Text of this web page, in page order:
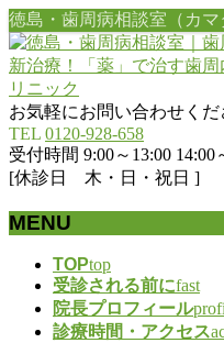
徳島・歯周病相談室（カマ
お気軽にお問い合わせくだ
TEL 0120-928-658
受付時間 9:00～13:00 14:00
[休診日 木・日・祝日 ]
MENU
TOPtop
受診される前にfast
院長プロフィール
診療時間・アクセス